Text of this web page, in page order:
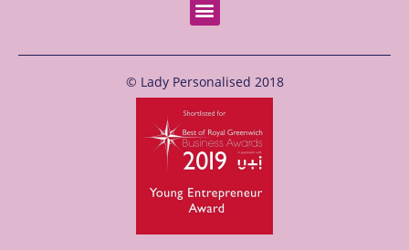
© Lady Personalised 2018